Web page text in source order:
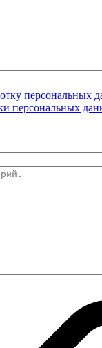
персональных
персональных